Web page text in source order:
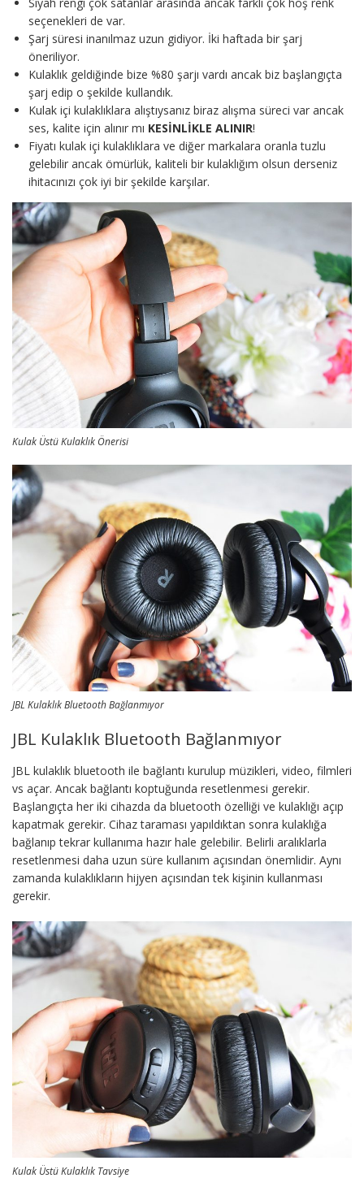
seçenekleri de var.
Şarj süresi inanılmaz uzun gidiyor. İki haftada bir şarj
öneriliyor.
Kulaklık geldiğinde bize %80 şarjı vardı ancak biz başlangıçta
şarj edip o şekilde kullandık.
Kulak içi kulaklıklara alıştıysanız biraz alışma süreci var ancak
ses, kalite için alınır mı KESİNLİKLE ALINIR!
Fiyatı kulak içi kulaklıklara ve diğer markalara oranla tuzlu
gelebilir ancak ömürlük, kaliteli bir kulaklığım olsun derseniz
ihitacınızı çok iyi bir şekilde karşılar.
Kulak Üstü Kulaklık Önerisi
JBL Kulaklık Bluetooth Bağlanmıyor
JBL Kulaklık Bluetooth Bağlanmıyor
JBL kulaklık bluetooth ile bağlantı kurulup müzikleri, video, filmleri
vs açar. Ancak bağlantı koptuğunda resetlenmesi gerekir.
Başlangıçta her iki cihazda da bluetooth özelliği ve kulaklığı açıp
kapatmak gerekir. Cihaz taraması yapıldıktan sonra kulaklığa
bağlanıp tekrar kullanıma hazır hale gelebilir. Belirli aralıklarla
resetlenmesi daha uzun süre kullanım açısından önemlidir. Aynı
zamanda kulaklıkların hijyen açısından tek kişinin kullanması
gerekir.
Kulak Üstü Kulaklık Tavsiye